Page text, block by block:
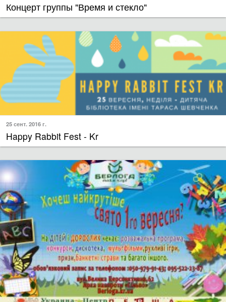
Концерт группы "Время и стекло"
25 сент. 2016 г.
Happy Rabbit Fest - Kr